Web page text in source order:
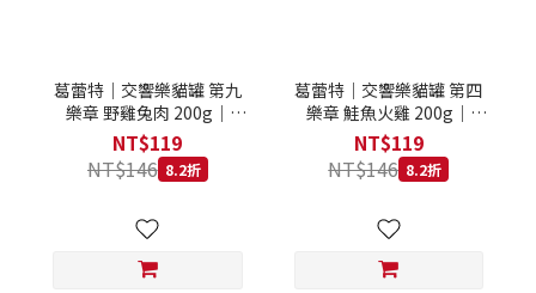
葛蕾特｜交響樂貓罐 第九
樂章 野雞兔肉 200g｜
GranataPet 200克 主食罐
無穀罐 無膠罐 主食貓罐 德
罐
NT$119
NT$146 8.2折
葛蕾特｜交響樂貓罐 第四
樂章 鮭魚火雞 200g｜
GranataPet 200克 主食罐
無穀罐 無膠罐 主食貓罐 德
罐
NT$119
NT$146 8.2折